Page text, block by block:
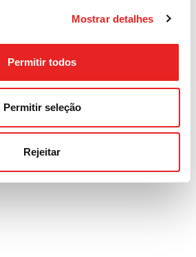
Mostrar detalhes
Permitir todos
Permitir seleção
Rejeitar